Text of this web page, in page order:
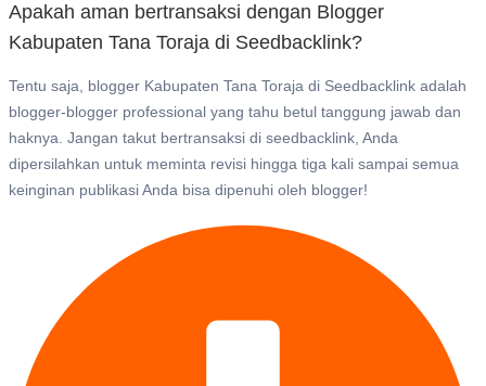
Apakah aman bertransaksi dengan Blogger
Kabupaten Tana Toraja di Seedbacklink?
Tentu saja, blogger Kabupaten Tana Toraja di Seedbacklink adalah
blogger-blogger professional yang tahu betul tanggung jawab dan
haknya. Jangan takut bertransaksi di seedbacklink, Anda
dipersilahkan untuk meminta revisi hingga tiga kali sampai semua
keinginan publikasi Anda bisa dipenuhi oleh blogger!